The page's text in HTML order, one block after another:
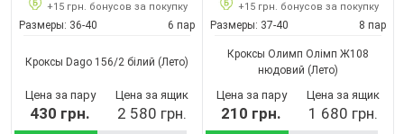
+15 грн. бонусов за покупку
Размеры: 36-40 6 пар
Кроксы Dago 156/2 білий (Лето)
Цена за пару
430 грн.
Цена за ящик
2 580 грн.
+15 грн. бонусов за покупку
Размеры: 37-40 8 пар
Кроксы Олимп Олімп Ж108
нюдовий (Лето)
Цена за пару
210 грн.
Цена за ящик
1 680 грн.